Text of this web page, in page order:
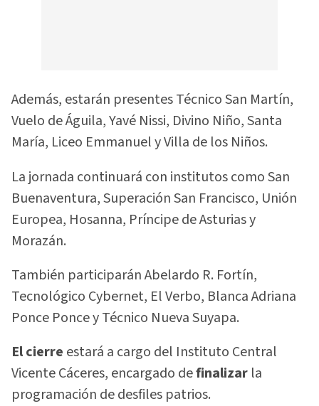
Además, estarán presentes Técnico San Martín,
Vuelo de Águila, Yavé Nissi, Divino Niño, Santa
María, Liceo Emmanuel y Villa de los Niños.
La jornada continuará con institutos como San
Buenaventura, Superación San Francisco, Unión
Europea, Hosanna, Príncipe de Asturias y
Morazán.
También participarán Abelardo R. Fortín,
Tecnológico Cybernet, El Verbo, Blanca Adriana
Ponce Ponce y Técnico Nueva Suyapa.
El cierre estará a cargo del Instituto Central
Vicente Cáceres, encargado definalizar la
programación de desfiles patrios.